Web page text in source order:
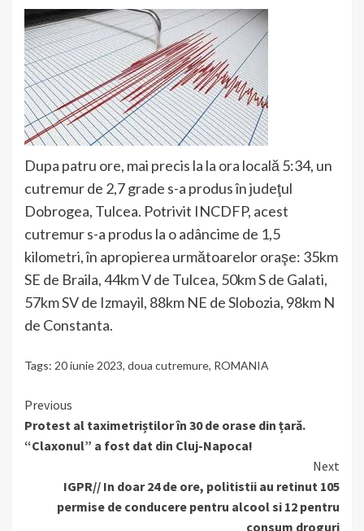
Dupa patru ore, mai precis la la ora locală 5:34, un
cutremur de 2,7 grade s-a produs în judeţul
Dobrogea, Tulcea. Potrivit INCDFP, acest
cutremur s-a produs la o adâncime de 1,5
kilometri, în apropierea următoarelor oraşe: 35km
SE de Braila, 44km V de Tulcea, 50km S de Galati,
57km SV de Izmayil, 88km NE de Slobozia, 98km N
de Constanta.
Tags: 20 iunie 2023, doua cutremure, ROMANIA
Continue
Reading
Previous
Protest al taximetriștilor în 30 de orase din țară.
“Claxonul” a fost dat din Cluj-Napoca!
Next
IGPR// In doar 24 de ore, politistii au retinut 105
permise de conducere pentru alcool si 12 pentru
consum droguri